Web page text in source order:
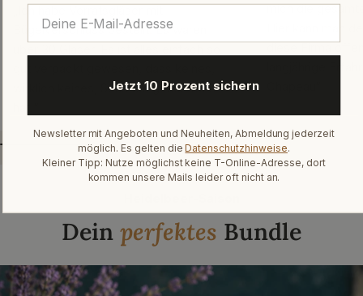
Bügelverschluss bestellt. Es waren
wirklich keines, Schaden genommen
mich die
Dein perfektes Bundle
Jetzt 10 Prozent sichern
Newsletter mit Angeboten und Neuheiten, Abmeldung jederzeit
möglich. Es gelten die Datenschutzhinweise.
Kleiner Tipp: Nutze möglichst keine T-Online-Adresse, dort
kommen unsere Mails leider oft nicht an.